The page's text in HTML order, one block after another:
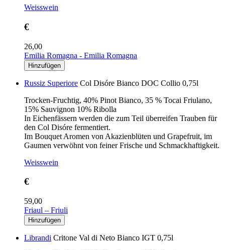
Weisswein
€
26,00
Emilia Romagna - Emilia Romagna
Russiz Superiore Col Disóre Bianco DOC Collio 0,75l
Trocken-Fruchtig, 40% Pinot Bianco, 35 % Tocai Friulano,
15% Sauvignon 10% Ribolla
In Eichenfässern werden die zum Teil überreifen Trauben für
den Col Disóre fermentiert.
Im Bouquet Aromen von Akazienblüten und Grapefruit, im
Gaumen verwöhnt von feiner Frische und Schmackhaftigkeit.
Weisswein
€
59,00
Friaul – Friuli
Librandi Critone Val di Neto Bianco IGT 0,75l